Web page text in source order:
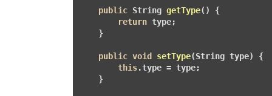
public String getType()
{
return type;
    }
public void setType(String type)
{
this.type = type;
    }